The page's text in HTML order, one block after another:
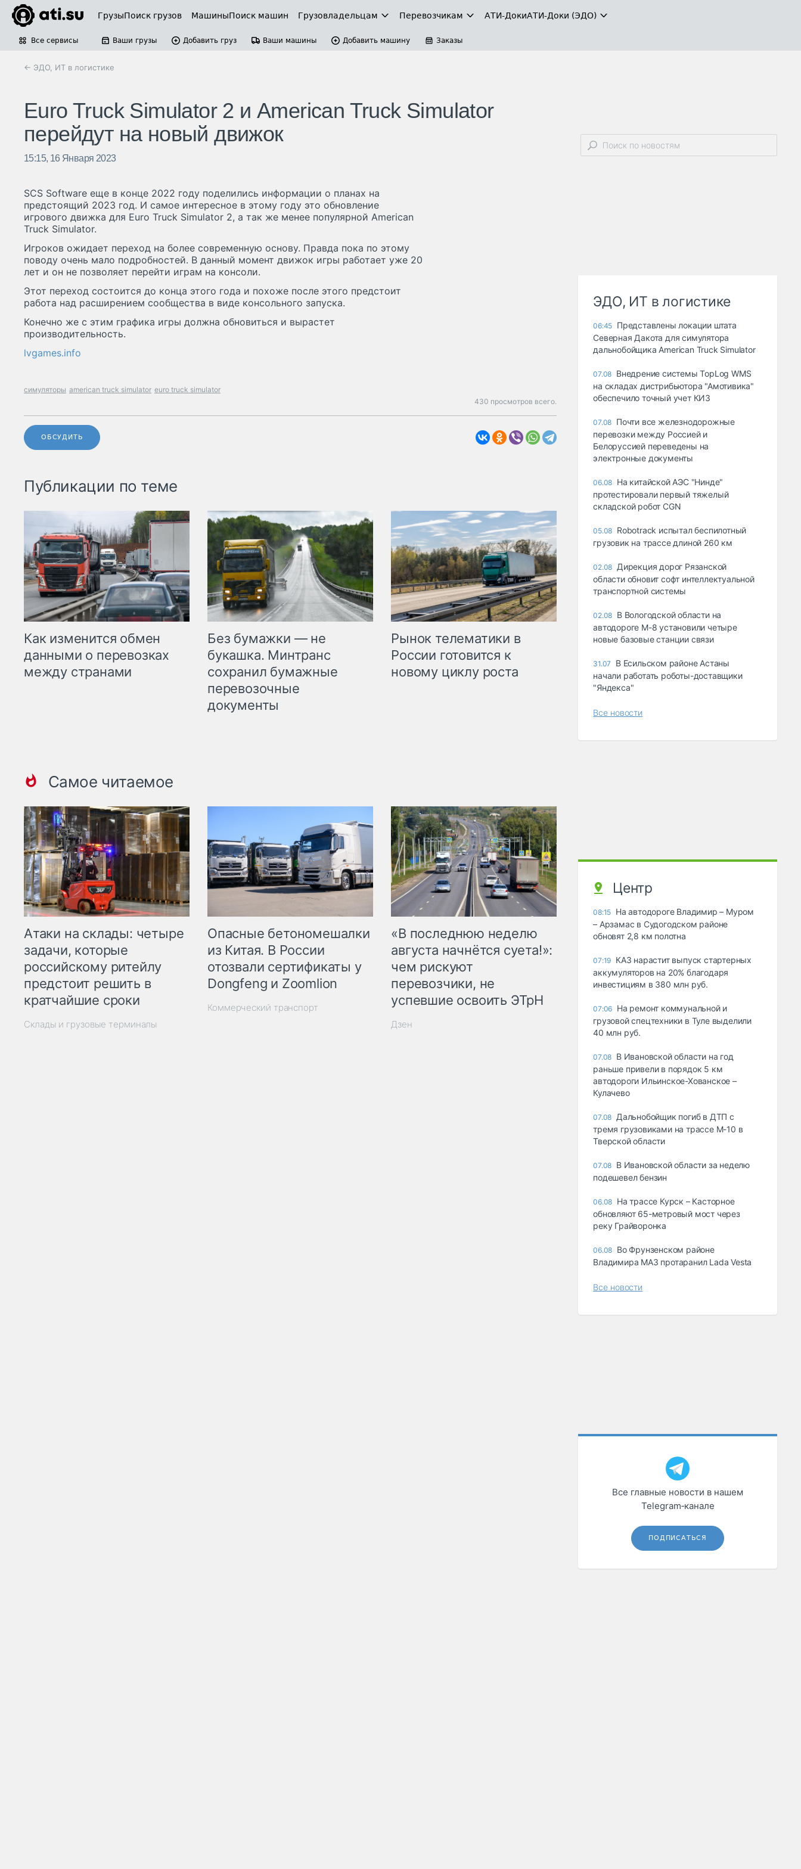
ГрузыПоиск грузов МашиныПоиск машин Грузовладельцам Перевозчикам АТИ-ДокиАТИ-Доки (ЭДО)
Все сервисы Ваши грузы Добавить груз Ваши машины Добавить машину Заказы
← ЭДО, ИТ в логистике
Euro Truck Simulator 2 и American Truck Simulator
перейдут на новый движок
15:15, 16 Января 2023
SCS Software еще в конце 2022 году поделились информации о планах на
предстоящий 2023 год. И самое интересное в этому году это обновление
игрового движка для Euro Truck Simulator 2, а так же менее популярной American
Truck Simulator.
Игроков ожидает переход на более современную основу. Правда пока по этому
поводу очень мало подробностей. В данный момент движок игры работает уже 20
лет и он не позволяет перейти играм на консоли.
Этот переход состоится до конца этого года и похоже после этого предстоит
работа над расширением сообщества в виде консольного запуска.
Конечно же с этим графика игры должна обновиться и вырастет
производительность.
lvgames.info
симуляторы american truck simulator euro truck simulator
430 просмотров всего.
ОБСУДИТЬ
Публикации по теме
Как изменится обмен
данными о перевозках
между странами
Без бумажки — не
букашка. Минтранс
сохранил бумажные
перевозочные
документы
Рынок телематики в
России готовится к
новому циклу роста
Самое читаемое
Атаки на склады: четыре
задачи, которые
российскому ритейлу
предстоит решить в
кратчайшие сроки
Склады и грузовые терминалы
Опасные бетономешалки
из Китая. В России
отозвали сертификаты у
Dongfeng и Zoomlion
Коммерческий транспорт
«В последнюю неделю
августа начнётся суета!»:
чем рискуют
перевозчики, не
успевшие освоить ЭТрН
Дзен
ЭДО, ИТ в логистике
06:45 Представлены локации штата
Северная Дакота для симулятора
дальнобойщика American Truck Simulator
07.08 Внедрение системы TopLog WMS
на складах дистрибьютора "Амотивика"
обеспечило точный учет КИЗ
07.08 Почти все железнодорожные
перевозки между Россией и
Белоруссией переведены на
электронные документы
06.08 На китайской АЭС "Нинде"
протестировали первый тяжелый
складской робот CGN
05.08 Robotrack испытал беспилотный
грузовик на трассе длиной 260 км
02.08 Дирекция дорог Рязанской
области обновит софт интеллектуальной
транспортной системы
02.08 В Вологодской области на
автодороге М-8 установили четыре
новые базовые станции связи
31.07
В Есильском районе Астаны
начали работать роботы-доставщики
"Яндекса"
Все новости
Центр
08:15 На автодороге Владимир – Муром
– Арзамас в Судогодском районе
обновят 2,8 км полотна
07:19 КАЗ нарастит выпуск стартерных
аккумуляторов на 20% благодаря
инвестициям в 380 млн руб.
07:06 На ремонт коммунальной и
грузовой спецтехники в Туле выделили
40 млн руб.
07.08 В Ивановской области на год
раньше привели в порядок 5 км
автодороги Ильинское-Хованское –
Кулачево
07.08 Дальнобойщик погиб в ДТП с
тремя грузовиками на трассе М-10 в
Тверской области
07.08 В Ивановской области за неделю
подешевел бензин
06.08 На трассе Курск – Касторное
обновляют 65-метровый мост через
реку Грайворонка
06.08 Во Фрунзенском районе
Владимира МАЗ протаранил Lada Vesta
Все новости
Все главные новости в нашем
Telegram‑канале
ПОДПИСАТЬСЯ